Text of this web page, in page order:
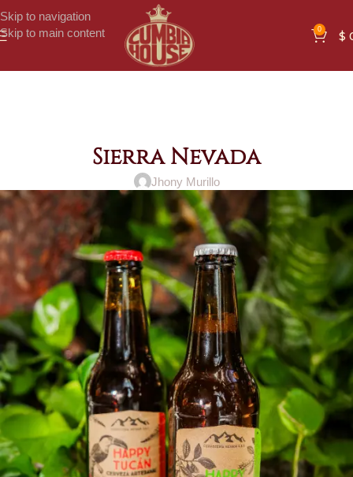
Skip to navigation
Skip to main content
0 $
Sierra Nevada
Jhony Murillo